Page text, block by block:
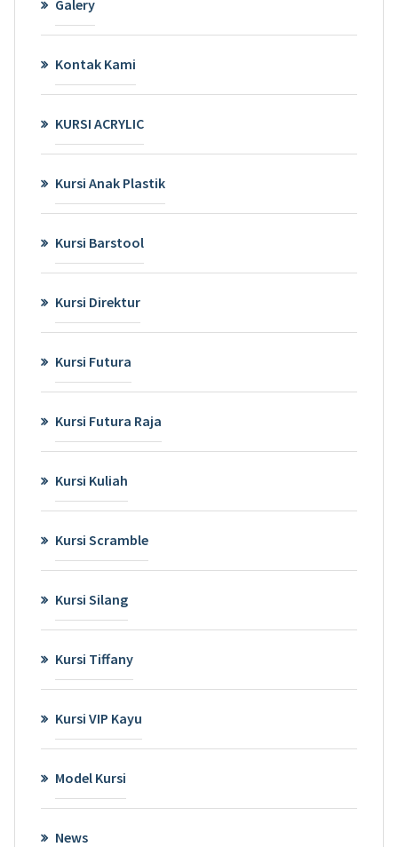
Galery
Kontak Kami
KURSI ACRYLIC
Kursi Anak Plastik
Kursi Barstool
Kursi Direktur
Kursi Futura
Kursi Futura Raja
Kursi Kuliah
Kursi Scramble
Kursi Silang
Kursi Tiffany
Kursi VIP Kayu
Model Kursi
News